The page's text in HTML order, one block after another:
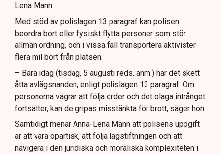
Lena Mann.
Med stöd av polislagen 13 paragraf kan polisen
beordra bort eller fysiskt flytta personer som stör
allmän ordning, och i vissa fall transportera aktivister
flera mil bort från platsen.
– Bara idag (tisdag, 5 augusti reds. anm.) har det skett
åtta avlägsnanden, enligt polislagen 13 paragraf. Om
personerna vägrar att följa order och det olaga intrånget
fortsätter, kan de gripas misstänkta för brott, säger hon.
Samtidigt menar Anna-Lena Mann att polisens uppgift
är att vara opartisk, att följa lagstiftningen och att
navigera i den juridiska och moraliska komplexiteten i